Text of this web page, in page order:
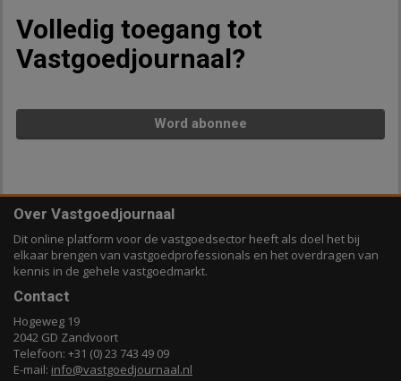
Volledig toegang tot
Vastgoedjournaal?
Word abonnee
Over Vastgoedjournaal
Dit online platform voor de vastgoedsector heeft als doel het bij
elkaar brengen van vastgoedprofessionals en het overdragen van
kennis in de gehele vastgoedmarkt.
Contact
Hogeweg 19
2042 GD Zandvoort
Telefoon: +31 (0) 23 743 49 09
E-mail: info@vastgoedjournaal.nl